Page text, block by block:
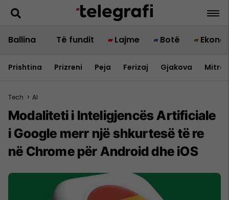
Ballina Të fundit Lajme Botë
Prishtina Prizreni Peja Ferizaj Gjakova
Tech > AI
Modaliteti i Inteligjencës Artificiale
i Google merr një shkurtesë të re
në Chrome për Android dhe iOS